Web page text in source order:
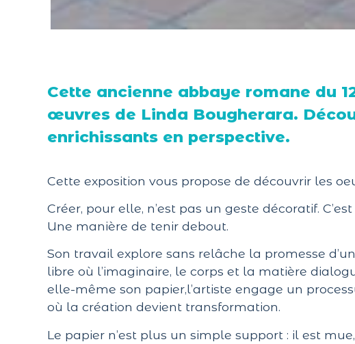
Cette ancienne abbaye romane du
œuvres de Linda Bougherara.
enrichissants en perspective.
Cette exposition vous propose de découvrir les
Créer, pour elle, n’est pas un geste décoratif.
Une manière de tenir debout.
Son travail explore sans relâche la promesse
libre où l’imaginaire, le corps et la matière
elle-même son papier,l’artiste engage un
où la création devient transformation.
Le papier n’est plus un simple support : il est